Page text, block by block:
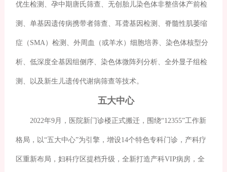
优生检测、孕中期唐氏筛查、无创胎儿染色体非整倍体产前检
测、单基因遗传病携带者筛查、耳聋基因检测、脊髓性肌萎缩
症（SMA）检测、外周血（或羊水）细胞培养、染色体核型分
析、低深度全基因组侧序、染色体微阵列分析、全外显子组检
测、以及新生儿遗传代谢病筛查等技术。
五大中心
2022年9月，医院新门诊楼正式搬迁，围绕“12355”工作新
格局，以“五大中心”为引擎，增设14个特色专科门诊，产科疗
区重新布局，妇科疗区提档升级，全新打造产科VIP病房，全